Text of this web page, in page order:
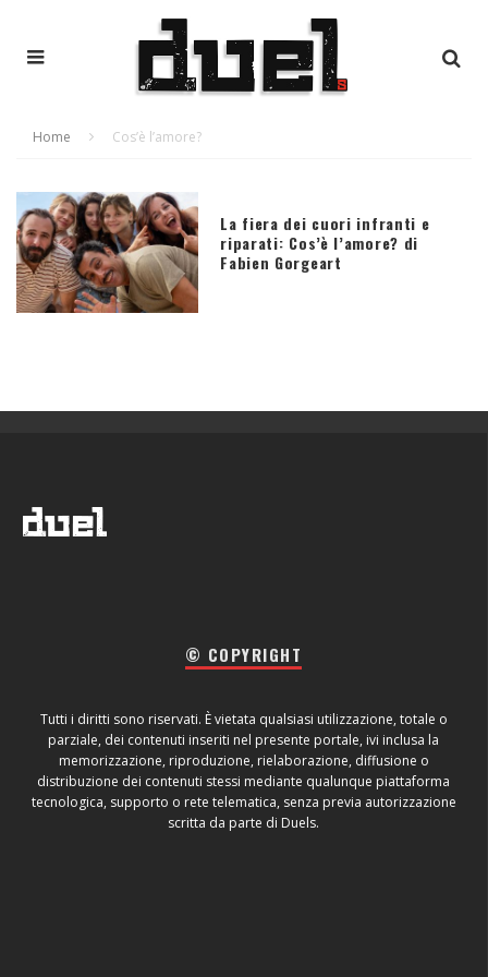
Home Cos’è l’amore?
La fiera dei cuori infranti e
riparati: Cos’è l’amore? di
Fabien Gorgeart
© COPYRIGHT
Tutti i diritti sono riservati. È vietata qualsiasi utilizzazione, totale o
parziale, dei contenuti inseriti nel presente portale, ivi inclusa la
memorizzazione, riproduzione, rielaborazione, diffusione o
distribuzione dei contenuti stessi mediante qualunque piattaforma
tecnologica, supporto o rete telematica, senza previa autorizzazione
scritta da parte di Duels.